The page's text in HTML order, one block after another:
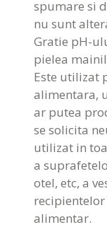
spumare si
nu sunt
Gratie pH-
pielea
Este utilizat
alimentara,
ar putea
se solicita
utilizat in
a
otel, etc, a
alimentar.